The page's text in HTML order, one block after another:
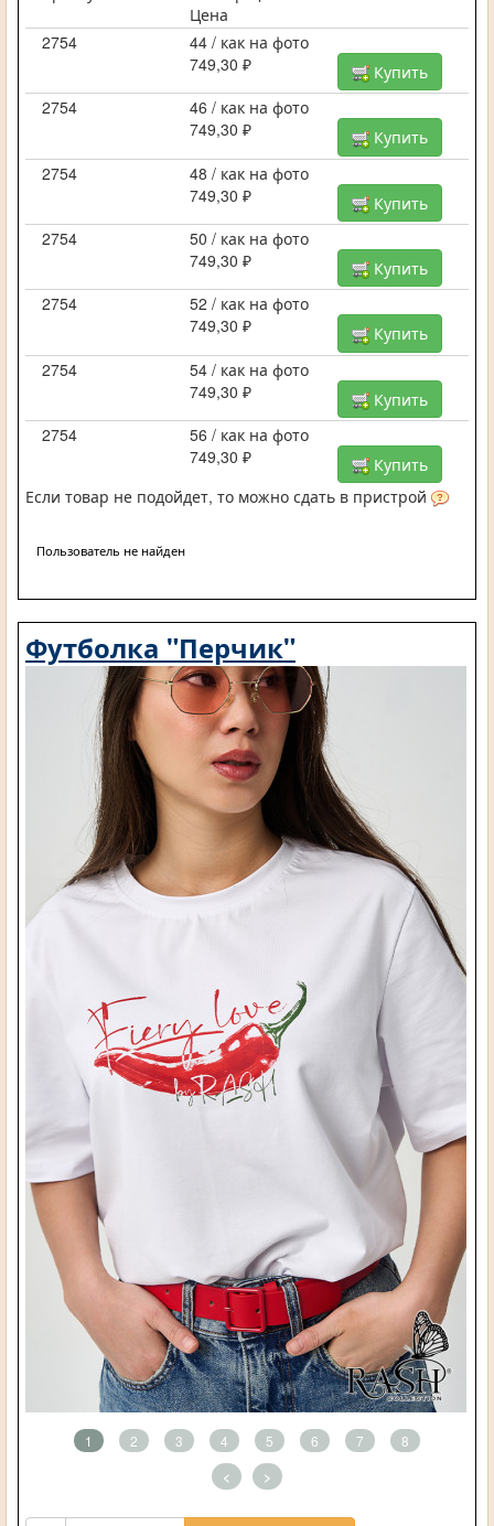
Цена
2754
44 / как на фото
749,30 ₽
Купить
2754
46 / как на фото
749,30 ₽
Купить
2754
48 / как на фото
749,30 ₽
Купить
2754
50 / как на фото
749,30 ₽
Купить
2754
52 / как на фото
749,30 ₽
Купить
2754
54 / как на фото
749,30 ₽
Купить
2754
56 / как на фото
749,30 ₽
Купить
Если товар не подойдет, то можно сдать в пристрой
Пользователь не найден
Футболка "Перчик"
1 2 3 4 5 6 7 8
< >